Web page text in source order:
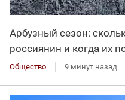
Арбузный сезон:
россиянин и когда их
Общество 9 минут назад